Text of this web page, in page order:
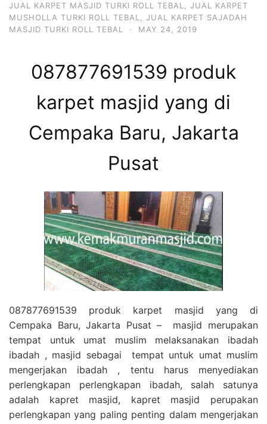
JUAL KARPET MASJID TURKI ROLL TEBAL
JUAL KARPET
MUSHOLLA TURKI ROLL TEBAL
JUAL KARPET SAJADAH
MASJID TURKI ROLL TEBAL
· MAY 24, 2019
087877691539 produk
karpet masjid yang di
Cempaka Baru, Jakarta
Pusat
087877691539 produk karpet masjid yang di
Cempaka Baru, Jakarta Pusat – masjid merupakan
tempat untuk umat muslim melaksanakan ibadah
ibadah , masjid sebagai tempat untuk umat muslim
mengerjakan ibadah , tentu harus menyediakan
perlengkapan perlengkapan ibadah, salah satunya
adalah kapret masjid, kapret masjid perupakan
perlengkapan yang paling penting dalam mengerjakan